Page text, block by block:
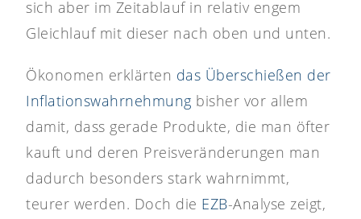
sich aber im Zeitablauf in relativ engem
Gleichlauf mit dieser nach oben und unten.
Ökonomen erklärten das Überschießen der
Inflationswahrnehmung bisher vor allem
damit, dass gerade Produkte, die man öfter
kauft und deren Preisveränderungen man
dadurch besonders stark wahrnimmt,
teurer werden. Doch die EZB-Analyse zeigt,